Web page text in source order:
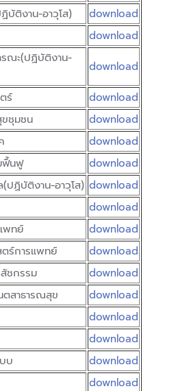
บัติงาน-อาวุโส)
download
download
ณะ(ปฏิบัติงาน-
download
ร์
download
ชุมชน
download
download
ฟื้นฟู
download
ปฏิบัติงาน-อาวุโส) download
download
พทย์
download
ร์การแพทย์
download
ชกรรม
download
ตสาธารณสุข
download
download
download
บ
download
download